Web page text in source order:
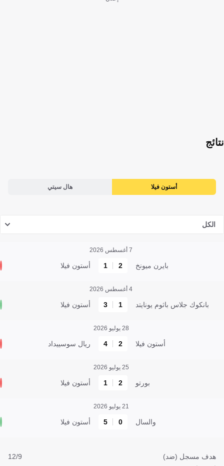
نتائج
أستون فيلا هال سيتي
الكل
7 أغسطس 2026
بايرن ميونخ 2
1 أستون فيلا
4 أغسطس 2026
بانكوك جلاس باثوم يونايتد 1
3 أستون فيلا
28 يوليو 2026
أستون فيلا 2
4 ريال سوسييداد
25 يوليو 2026
بورتو 2
1 أستون فيلا
21 يوليو 2026
والسال 0
5 أستون فيلا
هدف مسجل (ضد)
12/9